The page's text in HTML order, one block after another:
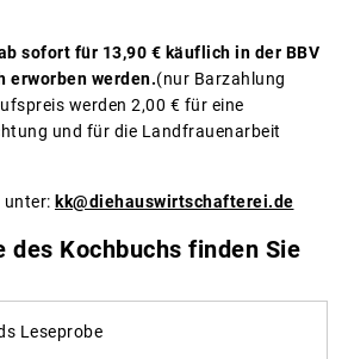
sofort für 13,90 € käuflich in der BBV
erworben werden.(nur Barzahlung
werden 2,00 € für eine
und für die Landfrauenarbeit
unter: kk@diehauswirtschafterei.de
des Kochbuchs finden Sie
Leseprobe